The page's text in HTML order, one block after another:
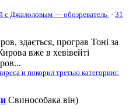
с Джалоловым — обозреватель · 31
здається, програв Тоні за
вже в хевівейті
и покорил третью категорию:
Свинособака він)